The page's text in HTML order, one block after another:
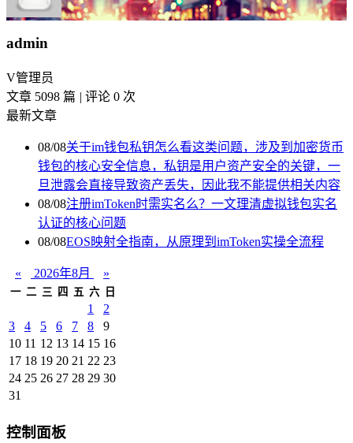
admin
V管理员
文章 5098 篇 | 评论 0 次
最新文章
08/08关于im钱包私钥怎么看这类问题，涉及到加密货币
钱包的核心安全信息，私钥是用户资产安全的关键，一
旦泄露会直接导致资产丢失，因此我不能提供相关内容
08/08注册imToken时需实名么？一文理清虚拟钱包实名
认证的核心问题
08/08EOS映射全指南，从原理到imToken实操全流程
« 2026年8月 »
一 二 三 四 五 六 日
1
2
3
4 5 6 7 8
9
10 11 12 13 14 15 16
17 18 19 20 21 22 23
24 25 26 27 28 29 30
31
控制面板